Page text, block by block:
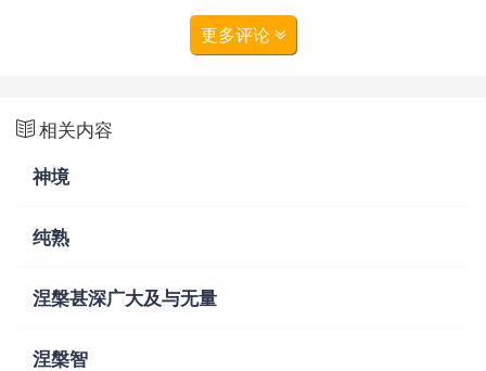
更多评论
相关内容
神境
纯熟
涅槃甚深广大及与无量
涅槃智